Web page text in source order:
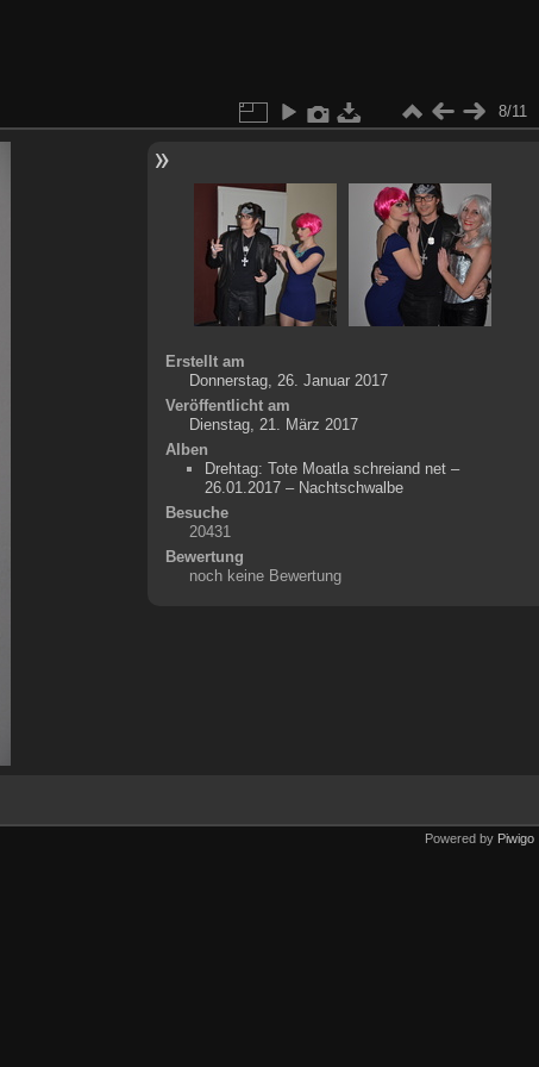
8/11
Erstellt am
Donnerstag, 26. Januar 2017
Veröffentlicht am
Dienstag, 21. März 2017
Alben
Drehtag: Tote Moatla schreiand net –
26.01.2017 – Nachtschwalbe
Besuche
20431
Bewertung
noch keine Bewertung
Powered by Piwigo